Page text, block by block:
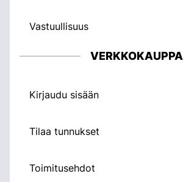
Vastuullisuus
VERKKOKAUPPA
Kirjaudu sisään
Tilaa tunnukset
Toimitusehdot